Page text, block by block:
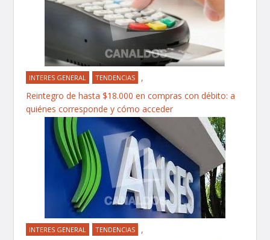
INTERES GENERAL ,
TENDENCIAS
Reintegro de hasta $18.000 en compras con débito: a
quiénes corresponde y cómo acceder
INTERES GENERAL ,
TENDENCIAS